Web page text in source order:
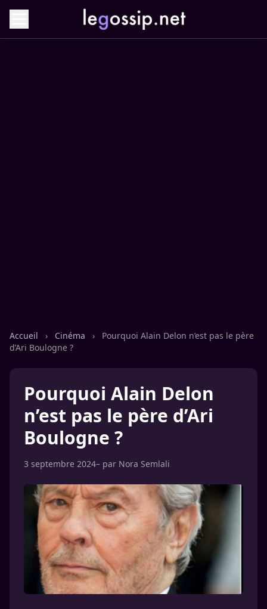
Accueil › Cinéma ›
Pourquoi Alain Delon n’est pas le père
d’Ari Boulogne ?
Pourquoi Alain Delon
n’est pas le père d’Ari
Boulogne ?
3 septembre 2024– par Nora Semlali